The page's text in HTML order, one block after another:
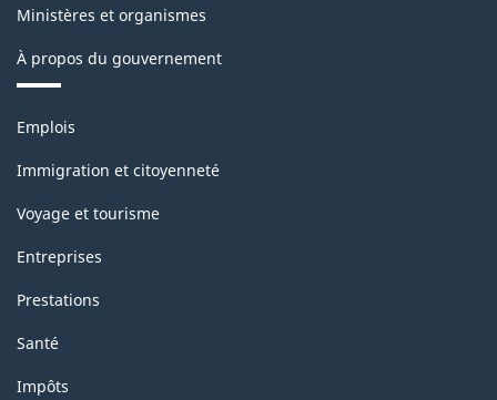
19.63
Ministères et organismes
À propos du gouvernement
Thèmes
sujets
Emplois
Immigration et citoyenneté
Voyage et tourisme
Entreprises
Prestations
Santé
Impôts